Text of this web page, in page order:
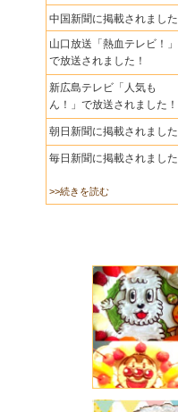
中国新聞に掲載されました
山口放送「熱血テレビ！」
で放送されました！
新広島テレビ「人気も
ん！」で放送されました！
朝日新聞に掲載されました
毎日新聞に掲載されました
>>続きを読む